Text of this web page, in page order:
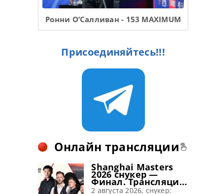
Ронни О’Салливан - 153 MAXIMUM
Присоединяйтесь!!!
Онлайн трансляции
Shanghai Masters
2026 снукер —
Финал. Трансляции
расписание
2 августа 2026, снукер: